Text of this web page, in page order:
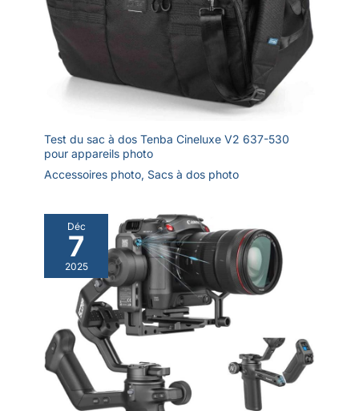
de déclencher des
fonctions de prise de
photos, offrant ainsi
une expérience de
transparente. * Pour
plus de détails sur la
consulter le site
Test du sac à dos Tenba Cineluxe V2 637-530
pour appareils photo
Accessoires photo, Sacs à dos photo
Déc
7
2025